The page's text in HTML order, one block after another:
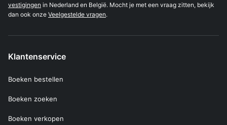
vestigingen in Nederland en België. Mocht je met een vraag zitten, bekijk
dan ook onze Veelgestelde vragen.
Klantenservice
Boeken bestellen
Boeken zoeken
Boeken verkopen